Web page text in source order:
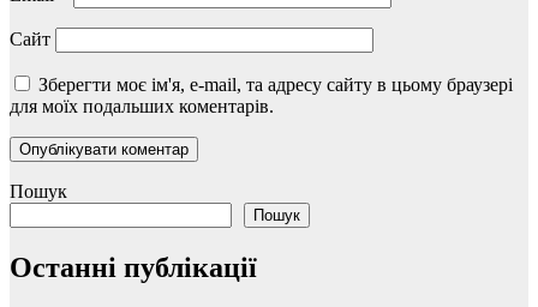
Сайт
Зберегти моє ім'я, e-mail, та адресу сайту в цьому браузері
для моїх подальших коментарів.
Пошук
Пошук
Останні публікації